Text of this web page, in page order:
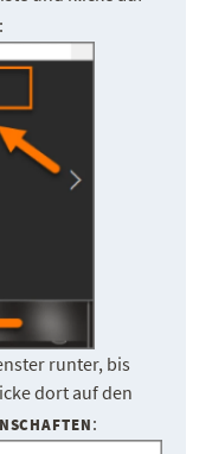
:
runter, bis
dort auf den
: